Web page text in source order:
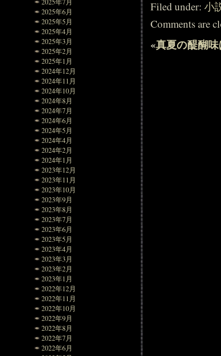
2025年6月
2025年5月
2025年4月
2025年3月
2025年2月
2025年1月
2024年12月
2024年11月
2024年10月
2024年8月
2024年7月
2024年6月
2024年5月
2024年4月
2024年2月
2024年1月
2023年12月
2023年11月
2023年10月
2023年9月
2023年8月
2023年7月
2023年6月
2023年5月
2023年4月
2023年3月
2023年2月
2023年1月
2022年12月
2022年11月
2022年10月
2022年9月
2022年8月
2022年7月
2022年6月
Filed under:小
Comments are
«真夏の醍醐